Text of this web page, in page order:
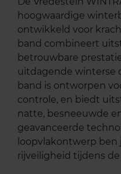
hoogwaardige
ontwikkeld voor
band combineert
betrouwbare
uitdagende winterse
band is ontworpen
controle, en biedt
natte, besneeuwde
geavanceerde
loopvlakontwerp ben
rijveiligheid tijdens